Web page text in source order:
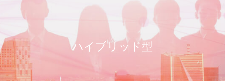
ハイブリッド型